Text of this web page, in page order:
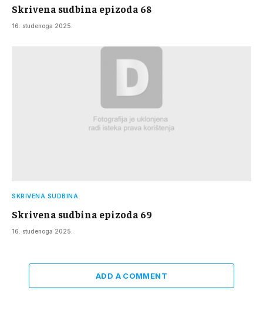
Skrivena sudbina epizoda 68
16. studenoga 2025.
SKRIVENA SUDBINA
Skrivena sudbina epizoda 69
16. studenoga 2025.
ADD A COMMENT